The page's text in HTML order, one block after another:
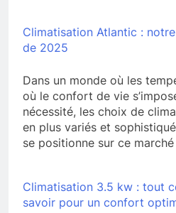
Climatisation Atlantic :
de 2025
Dans un monde où les
où le confort de vie
nécessité, les choix de
en plus variés et
se positionne sur ce
Climatisation 3.5 kw : tout
savoir pour un confort